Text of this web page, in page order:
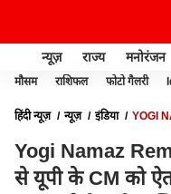
न्यूज़ राज्य मनोरंजन
मौसम राशिफल फोटो गैलरी
हिंदी न्यूज़ न्यूज़ इंडिया
YOGI
Yogi Namaz
से यूपी के CM को